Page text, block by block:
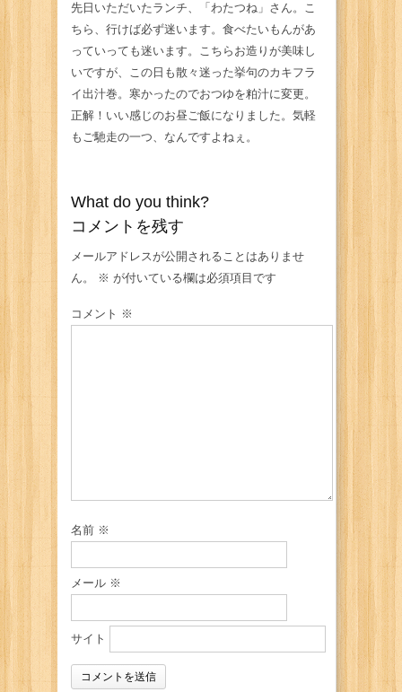
先日いただいたランチ、「わたつね」さん。こ
ちら、行けば必ず迷います。食べたいもんがあ
っていっても迷います。こちらお造りが美味し
いですが、この日も散々迷った挙句のカキフラ
イ出汁巻。寒かったのでおつゆを粕汁に変更。
正解！いい感じのお昼ご飯になりました。気軽
もご馳走の一つ、なんですよねぇ。
What do you think?
コメントを残す
メールアドレスが公開されることはありませ
ん。
※ が付いている欄は必須項目です
コメント ※
名前 ※
メール ※
サイト